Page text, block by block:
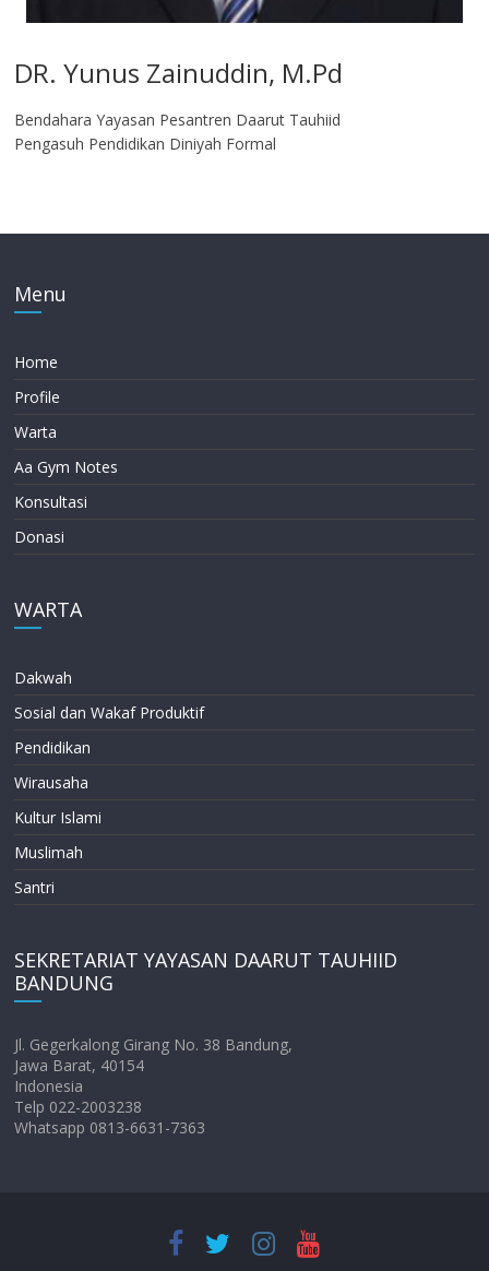
DR. Yunus Zainuddin, M.Pd
Bendahara Yayasan Pesantren Daarut Tauhiid
Pengasuh Pendidikan Diniyah Formal
Menu
Home
Profile
Warta
Aa Gym Notes
Konsultasi
Donasi
WARTA
Dakwah
Sosial dan Wakaf Produktif
Pendidikan
Wirausaha
Kultur Islami
Muslimah
Santri
SEKRETARIAT YAYASAN DAARUT TAUHIID
BANDUNG
Jl. Gegerkalong Girang No. 38 Bandung,
Jawa Barat, 40154
Indonesia
Telp 022-2003238
Whatsapp 0813-6631-7363